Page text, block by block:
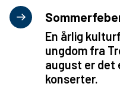
En årlig
ungdom fra
august er det
konserter.